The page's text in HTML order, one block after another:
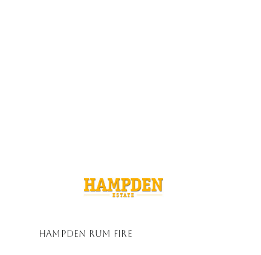
HAMPDEN RUM FIRE